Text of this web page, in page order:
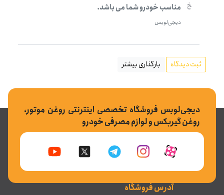
خ
مناسب خودرو شما می باشد.
دیجی‌لوبس
ثبت دیدگاه بارگذاری بیشتر
دیجی‌لوبس فروشگاه تخصصی اینترنتی روغن موتور،
روغن گیربکس و لوازم مصرفی خودرو
آدرس فروشگاه